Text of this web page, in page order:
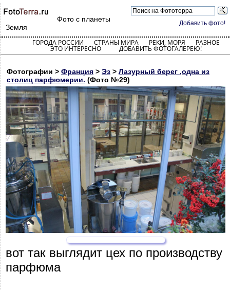
Добавить фото!
Фото с планеты
Земля
ГОРОДА РОССИИ СТРАНЫ МИРА РЕКИ, МОРЯ РАЗНОЕ
ЭТО ИНТЕРЕСНО ДОБАВИТЬ ФОТОГАЛЕРЕЮ!
Фотографии > Франция > Эз > Лазурный берег ,одна из
столиц парфюмерии. (Фото №29)
вот так выглядит цех по производству
парфюма